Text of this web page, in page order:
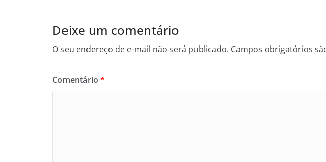
Deixe um comentário
O seu endereço de e-mail não será publicado. Campos obrigatórios
Comentário *